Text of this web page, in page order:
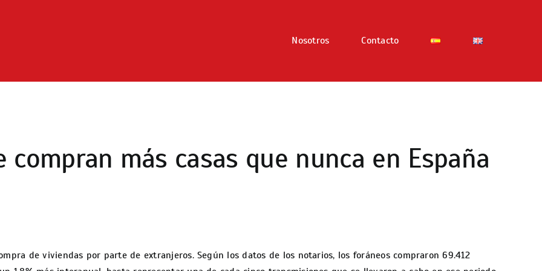
Nosotros Contacto
más casas que nunca en España
de viviendas por parte de extranjeros. Según los datos de los notarios, los foráneos compraron 69.412